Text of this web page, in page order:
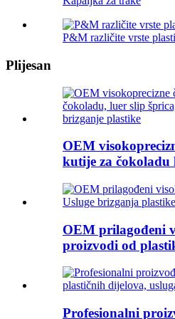
P&M različite vrste
Plijesan
OEM
kutije za čokoladu
OEM prilagođeni
proizvodi od
Profesionalni